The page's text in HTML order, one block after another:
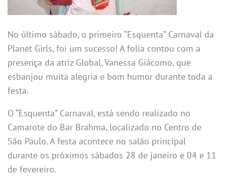
No último sábado, o primeiro “Esquenta” Carnaval da
Planet Girls, foi um sucesso! A folia contou com a
presença da atriz Global, Vanessa Giácomo, que
esbanjou muita alegria e bom humor durante toda a
festa.
O “Esquenta” Carnaval, está sendo realizado no
Camarote do Bar Brahma, localizado no Centro de
São Paulo. A festa acontece no salão principal
durante os próximos sábados 28 de janeiro e 04 e 11
de fevereiro.